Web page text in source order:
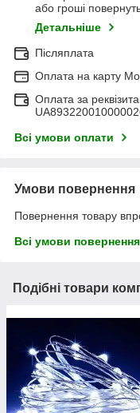
або гроші
Детальніше
Післяплата
Оплата на карту
Оплата за
Всі умови оплати
Умови повернення
Повернення товару
Всі умови повернення
Подібні товари